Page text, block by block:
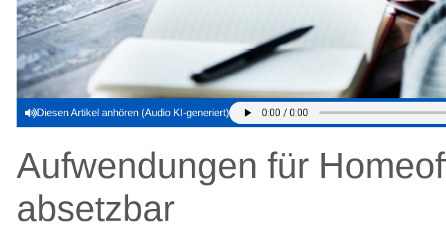
Diesen Artikel anhören (Audio KI-generiert)
Aufwendungen für
absetzbar